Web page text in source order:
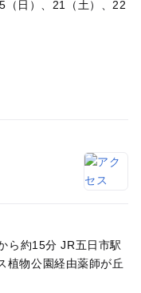
（日）、21（土）、22
ら約15分 JR五日市駅
植物公園経由薬師が丘